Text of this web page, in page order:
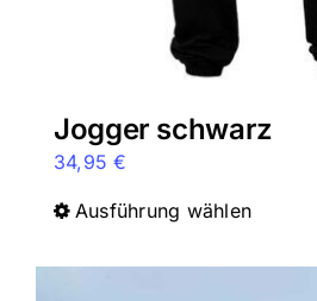
Jogger schwarz
34,95€
Ausführung wählenDieses